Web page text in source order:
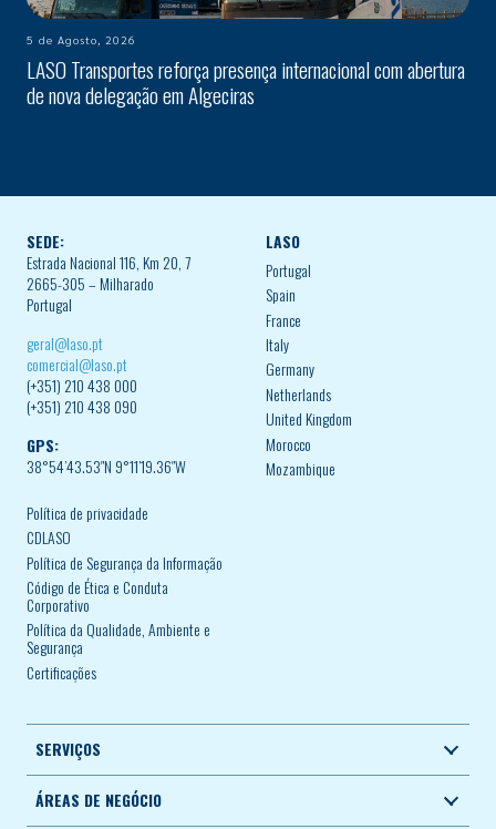
5 de Agosto, 2026
LASO Transportes reforça presença internacional com abertura
de nova delegação em Algeciras
SEDE:
Estrada Nacional 116, Km 20, 7
2665-305 – Milharado
Portugal
geral@laso.pt
comercial@laso.pt
(+351) 210 438 000
(+351) 210 438 090
GPS:
38°54’43.53″N 9°11’19.36″W
Política de privacidade
CDLASO
Política de Segurança da Informação
Código de Ética e Conduta
Corporativo
Política da Qualidade, Ambiente e
Segurança
Certificações
LASO
Portugal
Spain
France
Italy
Germany
Netherlands
United Kingdom
Morocco
Mozambique
SERVIÇOS
ÁREAS DE NEGÓCIO